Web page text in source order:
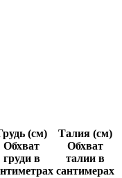
(см)
Обхват
груди в
Талия (см)
Обхват
талии в
сантимерах